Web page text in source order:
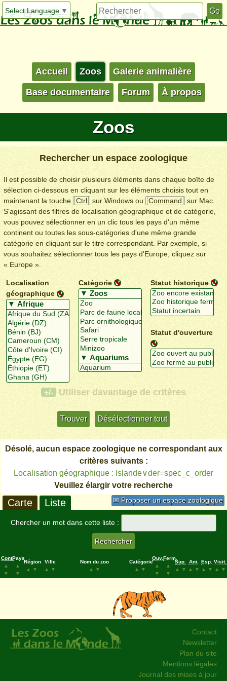
Select Language ▼
Accueil Zoos Galerie animalière
Base documentaire Forum À propos
Zoos
Rechercher un espace zoologique
Il est possible de choisir plusieurs éléments dans chaque boîte de
sélection ci-dessous en cliquant sur les éléments choisis tout en
maintenant la touche
Ctrl sur Windows ou Command
sur Mac.
S'agissant des filtres de localisation géographique et de catégorie,
vous pouvez sélectionner en un clic tous les pays d'un même
continent ou toutes les sous-catégories d'une même grande
catégorie en cliquant sur le titre correspondant. Par exemple, si
vous souhaitez sélectionner tous les pays d'Europe, cliquez sur
« Europe ».
Localisation
géographique
Catégorie Statut historique
Statut d'ouverture
+/- Utiliser davantage de critères
Désolé, aucun espace zoologique ne correspondant aux
critères suivants :
Localisation géographique : Islande∨der=spec_c_order
Veuillez élargir votre recherche
✉ Proposer un espace zoologique
Carte Liste
Chercher un mot dans cette liste :
Cont.
▲
▼
Pays
▲
▼
Région
▲
▼
Ville
▲
▼
Nom du zoo
▲
▼
Catégorie
▲
▼
Ouv.
▲
▼
Ferm.
▲
▼
Sup.
▲
▼
Ani.
▲
▼
Esp.
▲
▼
Visit.
▲
▼
Contact
Newsletter
Plan du site
Mentions légales
Journal des mises à jour